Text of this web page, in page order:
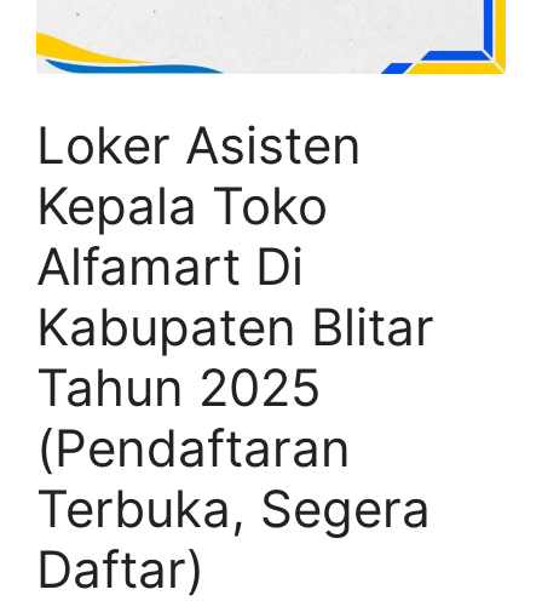
Loker Asisten
Kepala Toko
Alfamart Di
Kabupaten Blitar
Tahun 2025
(Pendaftaran
Terbuka, Segera
Daftar)